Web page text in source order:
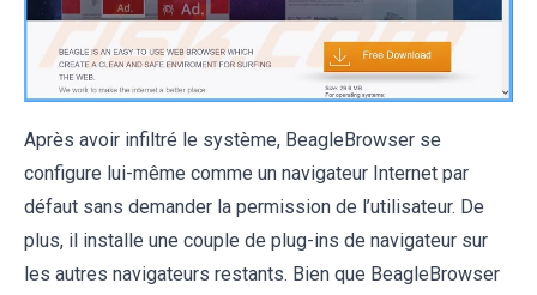
Après avoir infiltré le système, BeagleBrowser se
configure lui-même comme un navigateur Internet par
défaut sans demander la permission de l’utilisateur. De
plus, il installe une couple de plug-ins de navigateur sur
les autres navigateurs restants. Bien que BeagleBrowser